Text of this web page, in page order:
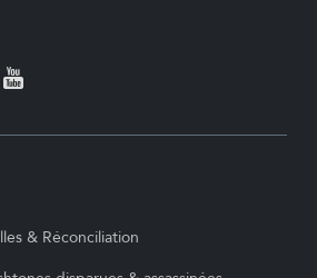
& Réconciliation